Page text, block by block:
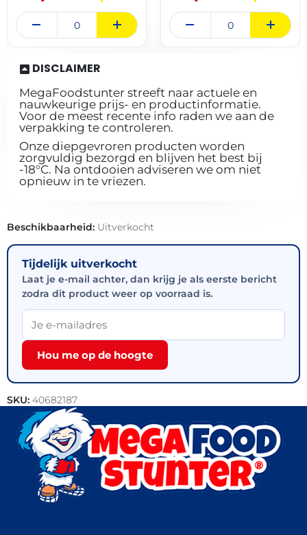
DISCLAIMER
MegaFoodstunter streeft naar actuele en
nauwkeurige prijs- en productinformatie.
Voor de meest recente info raden we aan de
verpakking te controleren.
Onze diepgevroren producten worden
zorgvuldig bezorgd en blijven het best bij
-18°C. Na ontdooien adviseren we om niet
opnieuw in te vriezen.
Beschikbaarheid: Uitverkocht
Tijdelijk uitverkocht
Laat je e-mail achter, dan krijg je als eerste bericht
zodra dit product weer op voorraad is.
Hou me op de hoogte
SKU: 40682187
Categorieën:Bakkerij